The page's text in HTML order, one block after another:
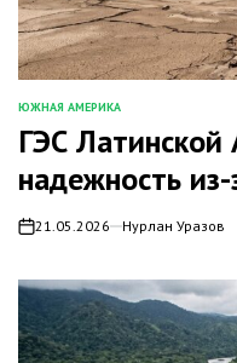
ОПУБЛИКОВАНО
В
ЮЖНАЯ АМЕРИКА
ГЭС
надежность
on21.05.2026 Нурлан Уразов